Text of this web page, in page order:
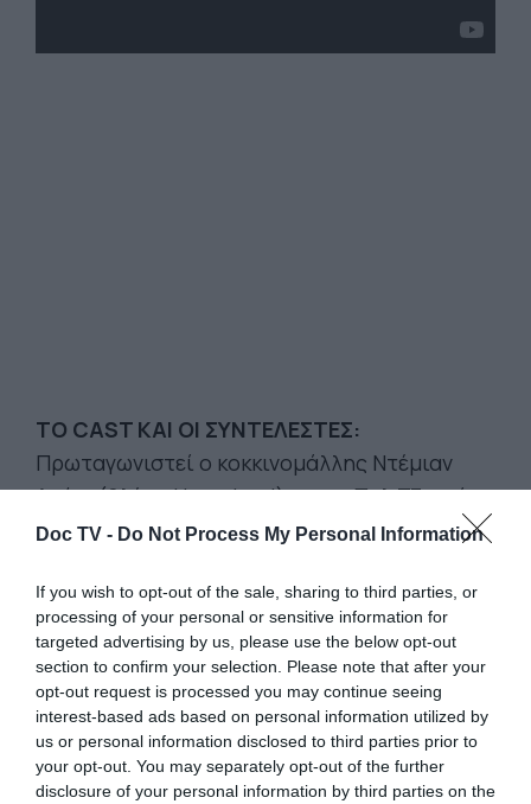
Doc TV - Do Not Process My Personal Information
If you wish to opt-out of the sale, sharing to third parties, or
processing of your personal or sensitive information for
targeted advertising by us, please use the below opt-out
section to confirm your selection. Please note that after your
opt-out request is processed you may continue seeing
interest-based ads based on personal information utilized by
us or personal information disclosed to third parties prior to
your opt-out. You may separately opt-out of the further
disclosure of your personal information by third parties on the
TO CAST ΚΑΙ ΟΙ ΣΥΝΤΕΛΕΣΤΕΣ:
Πρωταγωνιστεί ο κοκκινομάλλης Ντέμιαν
Λούις (βλέπε Homeland) και οι Πολ Τζιαμάτι
(που τον λατρέψαμε στο Πλαγίως του
Sons of Anarchy). Την ιστορία υπογράφουν
το δίδυμο Μπράιαν Κόπελμαν και Ντέιβιντ
Λέβιεν υπεύθυνοι ανάμεσα σε άλλα για τα
σενάρια ταινιών όπως το Ocean's Eleven και
το Runner Runner, μαζί με τον αρθρογράφο
των New York Times, Άντριου Ρος Σόρκιν.